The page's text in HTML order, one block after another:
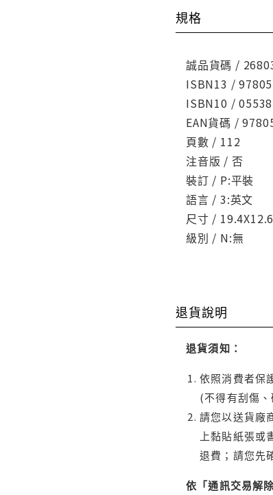
規格
誠品貨碼 /
ISBN13 /
ISBN10 /
EAN貨碼 /
頁數 / 112
注音版 / 否
裝訂 / P:平裝
語言 / 3:英文
尺寸 /
級別 / N:無
退貨說明
退貨須知：
依照消費者保
(不得有刮傷
請您以送貨廠
上黏貼紙張
退費；請您先
依「通訊交易解